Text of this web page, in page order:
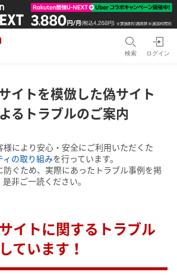
検索 ログイン
イトを模倣した偽サイト
るトラブルのご案内
により安心・安全にご利用いただくた
ィの取り組みを行っています。
ぐため、実際にあったトラブル事例を掲
非ご一読ください。
イトに関するトラブル
ています！